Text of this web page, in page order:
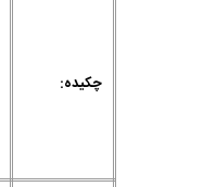
چکیده: